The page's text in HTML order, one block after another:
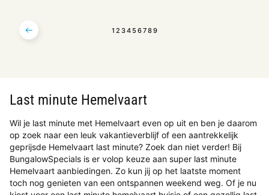
1 2 34 56789
Last minute Hemelvaart
Wil je last minute met Hemelvaart even op uit en ben je daarom
op zoek naar een leuk vakantieverblijf of een aantrekkelijk
geprijsde Hemelvaart last minute? Zoek dan niet verder! Bij
BungalowSpecials is er volop keuze aan super last minute
Hemelvaart aanbiedingen. Zo kun jij op het laatste moment
toch nog genieten van een ontspannen weekend weg. Of je nu